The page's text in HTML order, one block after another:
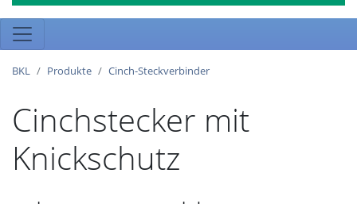
BKL Produkte Cinch-Steckverbinder
Cinchstecker mit
Knickschutz